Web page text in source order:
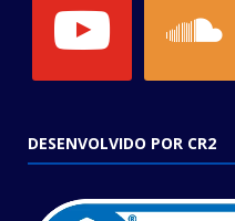
DESENVOLVIDO POR CR2